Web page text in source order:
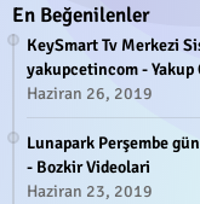
En Beğenilenler
KeySmart Tv Merkezi
yakupcetincom - Yakup
Haziran 26, 2019
Lunapark Perşembe
- Bozkir Videolari
Haziran 23, 2019